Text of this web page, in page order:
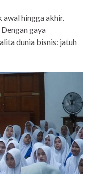
hingga akhir.
gaya
dunia bisnis: jatuh